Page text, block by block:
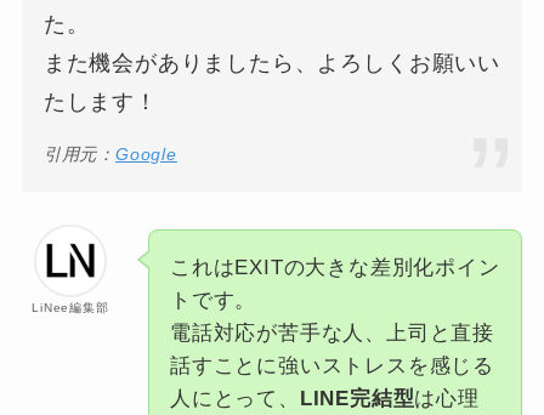
た。
また機会がありましたら、よろしくお願いい
たします！
引用元：Google
LiNee編集部
これはEXITの大きな差別化ポイン
トです。
電話対応が苦手な人、上司と直接
話すことに強いストレスを感じる
人にとって、 LINE完結型は心理